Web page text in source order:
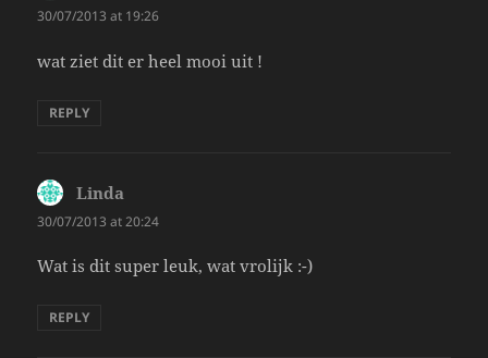
30/07/2013 at 19:26
wat ziet dit er heel mooi uit !
REPLY
Linda
30/07/2013 at 20:24
Wat is dit super leuk, wat vrolijk :-)
REPLY